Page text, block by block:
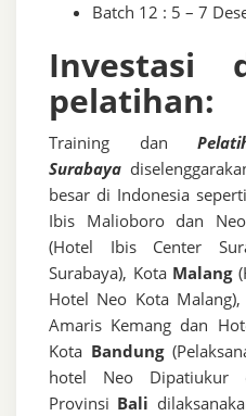
Batch 12 : 5 – 7
Investasi
pelatihan:
Training dan
Surabaya
besar di Indonesia
Ibis Malioboro dan
(Hotel Ibis Center
Surabaya), Kota Malang
Hotel Neo Kota Malang),
Amaris Kemang dan
Kota Bandung
hotel Neo Dipatiukur
Provinsi Bali